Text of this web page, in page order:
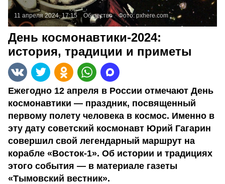
11 апреля 2024, 17:15 Общество Фото:pxhere.com
День космонавтики-2024:
история, традиции и приметы
Ежегодно 12 апреля в России отмечают День
космонавтики — праздник, посвященный
первому полету человека в космос. Именно в
эту дату советский космонавт Юрий Гагарин
совершил свой легендарный маршрут на
корабле «Восток-1». Об истории и традициях
этого события — в материале газеты
«Тымовский вестник».